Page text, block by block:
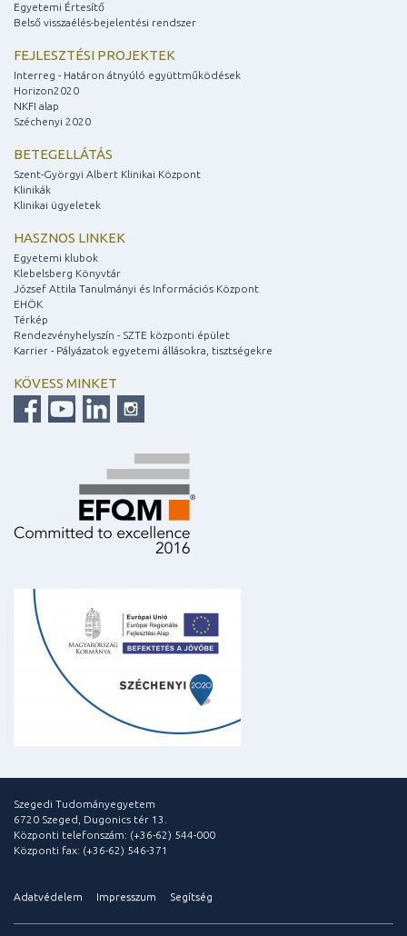
Egyetemi Értesítő
Belső visszaélés-bejelentési rendszer
FEJLESZTÉSI PROJEKTEK
Interreg - Határon átnyúló együttműködések
Horizon2020
NKFI alap
Széchenyi 2020
BETEGELLÁTÁS
Szent-Györgyi Albert Klinikai Központ
Klinikák
Klinikai ügyeletek
HASZNOS LINKEK
Egyetemi klubok
Klebelsberg Könyvtár
József Attila Tanulmányi és Információs Központ
EHÖK
Térkép
Rendezvényhelyszín - SZTE központi épület
Karrier - Pályázatok egyetemi állásokra, tisztségekre
KÖVESS MINKET
Szegedi Tudományegyetem
6720 Szeged, Dugonics tér 13.
Központi telefonszám: (+36-62) 544-000
Központi fax: (+36-62) 546-371
Adatvédelem Impresszum Segítség